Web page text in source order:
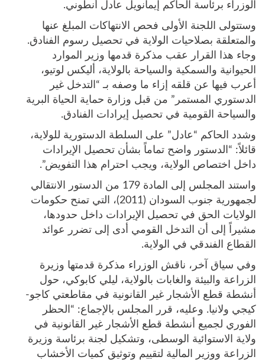
الوزراء برئاسة الحاكم إيمانويل عادل أنطوني.
وستتولى اللجنة الأولى فحص الانتهاكات المبلغ عنها
والمتعلقة بصلاحيات الولاية في تحصيل رسوم الفنادق.
وجاء هذا القرار عقب مذكرة قدمها وزير الموارد
الحيوانية والسمكية والسياحة بالولاية، أليكس لوتيو،
أعرب فيها عن قلقه إزاء ما وصفه بـ “التدخل غير
الدستوري المستمر” من قبل وزارة حماية الحياة البرية
والسياحة القومية في تحصيل إيرادات الفنادق.
وشدد الحاكم “عادل” على السلطة الدستورية للولاية،
قائلاً: “الدستور واضح تماماً بشأن تحصيل الإيرادات
داخل اختصاص الولاية، ويجب احترام هذا التفويض”.
واستند المجلس إلى المادة 179 من الدستور الانتقالي
لجمهورية جنوب السودان (2011)، التي تمنح حكومات
الولايات الحق في تحصيل الإيرادات داخل حدودها،
مشيراً إلى أن التدخل القومي أدى إلى تضرر عوائد
القطاع الفندقي في الولاية.
وفي سياق آخر، ناقش الوزراء مذكرة قدمتها وزيرة
الزراعة والبيئة والغابات بالولاية، ليلي كابوكي، حول
أنشطة قطع الأشجار غير القانونية في مقاطعتي كاجو-
كيجي ولانيا. وعليه، قرر المجلس بالإجماع: “الحظر
الفوري لجميع أنشطة قطع الأشجار غير القانونية في
ولاية الاستوائية الوسطى، وتشكيل لجنة برئاسة وزيرة
الزراعة ووزير المالية لتقييم وتوثيق كميات الأخشاب